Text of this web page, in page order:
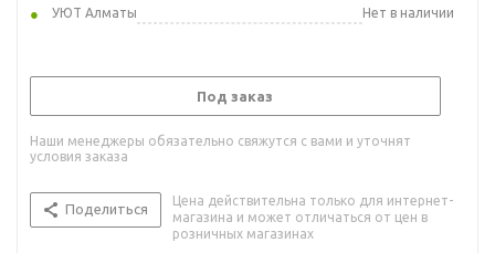
УЮТ Алматы
Нет в наличии
Под заказ
Наши менеджеры обязательно свяжутся с вами и уточнят
условия заказа
Поделиться
Цена действительна только для интернет-
магазина и может отличаться от цен в
розничных магазинах